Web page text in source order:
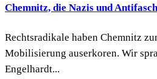
Chemnitz, die Nazis und
Rechtsradikale haben Chemnitz
Mobilisierung auserkoren. Wir
Engelhardt...